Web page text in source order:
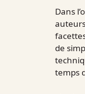
Dans
de
temps